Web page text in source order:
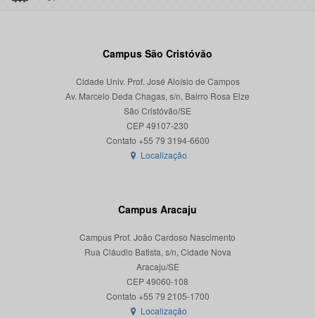
Campus São Cristóvão
Cidade Univ. Prof. José Aloísio de Campos
Av. Marcelo Deda Chagas, s/n, Bairro Rosa Elze
São Cristóvão/SE
CEP 49107-230
Localização
Campus Aracaju
Campus Prof. João Cardoso Nascimento
Rua Cláudio Batista, s/n, Cidade Nova
Aracaju/SE
CEP 49060-108
Localização